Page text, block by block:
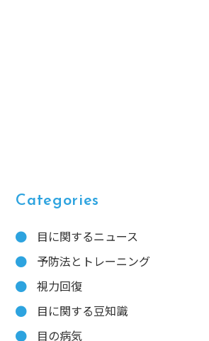
Categories
目に関するニュース
予防法とトレーニング
視力回復
目に関する豆知識
目の病気